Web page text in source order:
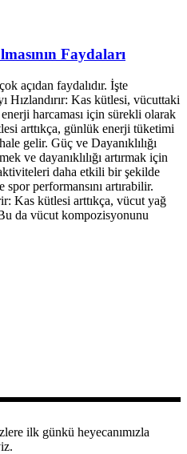
Faydaları
açıdan faydalıdır. İşte
Hızlandırır: Kas kütlesi, vücuttaki
harcaması için sürekli olarak
arttıkça, günlük enerji tüketimi
gelir. Güç ve Dayanıklılığı
ve dayanıklılığı artırmak için
daha etkili bir şekilde
performansını artırabilir.
Kas kütlesi arttıkça, vücut yağ
da vücut kompozisyonunu
ilk günkü heyecanımızla